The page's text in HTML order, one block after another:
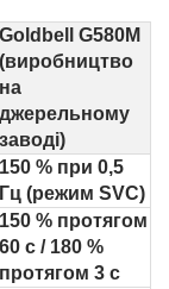
Goldbell G580M
(виробництво
на
джерельному
заводі)
150 % при 0,5
Гц (режим SVC)
150 % протягом
60 с / 180 %
протягом 3 с